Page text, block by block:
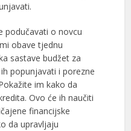
podučavati o novcu
obave tjednu
sastave budžet za
popunjavati i porezne
im kako da
Ovo će ih naučiti
financijske
da upravljaju